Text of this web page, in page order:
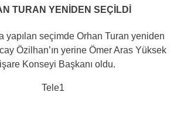
TURAN YENİDEN SEÇİLDİ
yapılan seçimde Orhan Turan yeniden
Özilhan’ın yerine Ömer Aras Yüksek
Konseyi Başkanı oldu.
Tele1